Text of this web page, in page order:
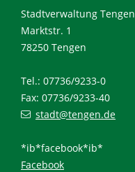
Stadtverwaltung Tengen
Marktstr. 1
78250 Tengen
Tel.: 07736/9233-0
Fax: 07736/9233-40
stadt@tengen.de
*ib*facebook*ib*
Facebook